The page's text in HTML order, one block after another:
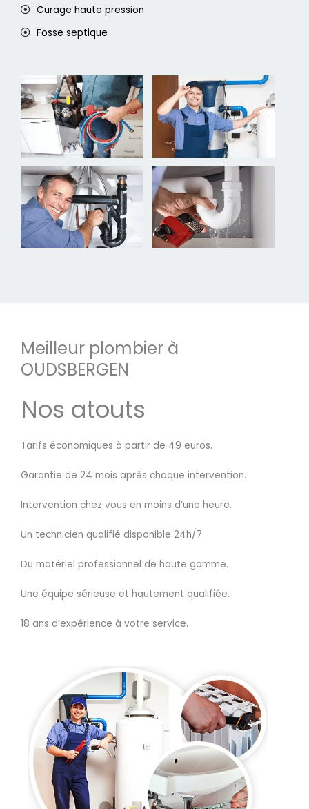
Curage haute pression
Fosse septique
Meilleur plombier à
OUDSBERGEN
Nos atouts
Tarifs économiques à partir de 49 euros.
Garantie de 24 mois après chaque intervention.
Intervention chez vous en moins d’une heure.
Un technicien qualifié disponible 24h/7.
Du matériel professionnel de haute gamme.
Une équipe sérieuse et hautement qualifiée.
18 ans d’expérience à votre service.